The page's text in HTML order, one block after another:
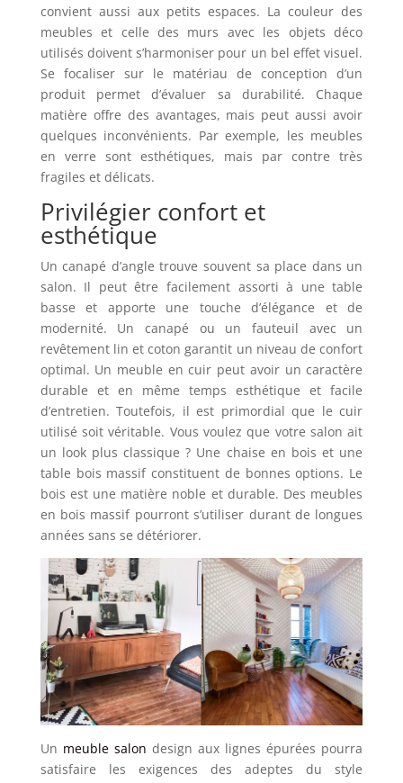
convient aussi aux petits espaces. La couleur des
meubles et celle des murs avec les objets déco
utilisés doivent s’harmoniser pour un bel effet visuel.
Se focaliser sur le matériau de conception d’un
produit permet d’évaluer sa durabilité. Chaque
matière offre des avantages, mais peut aussi avoir
quelques inconvénients. Par exemple, les meubles
en verre sont esthétiques, mais par contre très
fragiles et délicats.
Privilégier confort et
esthétique
Un canapé d’angle trouve souvent sa place dans un
salon. Il peut être facilement assorti à une table
basse et apporte une touche d’élégance et de
modernité. Un canapé ou un fauteuil avec un
revêtement lin et coton garantit un niveau de confort
optimal. Un meuble en cuir peut avoir un caractère
durable et en même temps esthétique et facile
d’entretien. Toutefois, il est primordial que le cuir
utilisé soit véritable. Vous voulez que votre salon ait
un look plus classique ? Une chaise en bois et une
table bois massif constituent de bonnes options. Le
bois est une matière noble et durable. Des meubles
en bois massif pourront s’utiliser durant de longues
années sans se détériorer.
Un meuble salon design aux lignes épurées pourra
satisfaire les exigences des adeptes du style